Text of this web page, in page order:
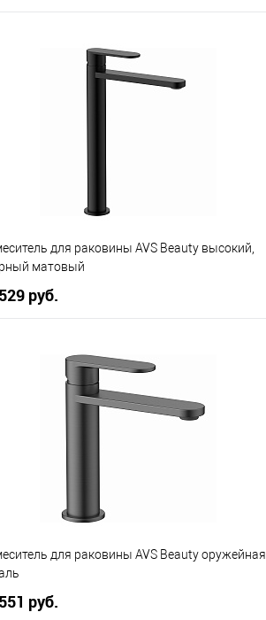
для раковины AVS Beauty высокий,
матовый
руб.
Купить в 1 клик
В избранное
В наличии
для раковины AVS Beauty оружейная
руб.